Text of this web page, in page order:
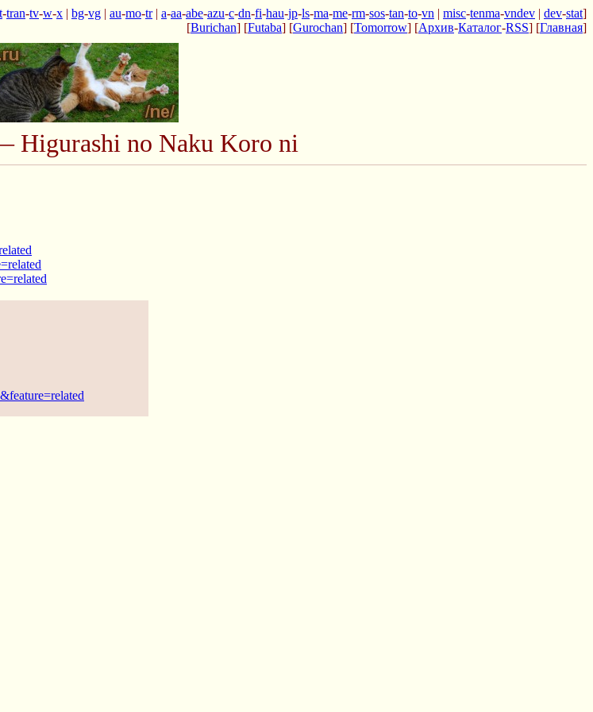
t-tran-tv-w-x | bg-vg | au-mo-tr| a-aa-abe-azu-c-dn-fi-hau-jp-ls-ma-me-rm-sos-tan-to-vn | misc-tenma-vndev | dev-stat]
[Burichan] [Futaba] [Gurochan] [Tomorrow] [Архив-Каталог-RSS] [Главная]
Higurashi no Naku Koro ni